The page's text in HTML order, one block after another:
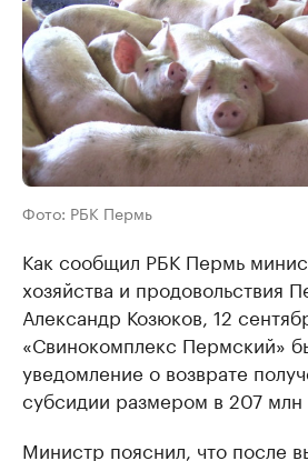
Фото: РБК Пермь
Как сообщил РБК Пермь
хозяйства и продовольствия
Александр Козюков, 12
«Свинокомплекс Пермский»
уведомление о возврате
субсидии размером в 207 млн
Министр пояснил, что после